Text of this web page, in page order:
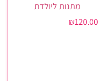
מתנות ליולדת
₪120.00